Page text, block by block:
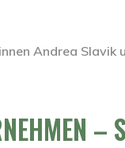
Andrea Slavik
–